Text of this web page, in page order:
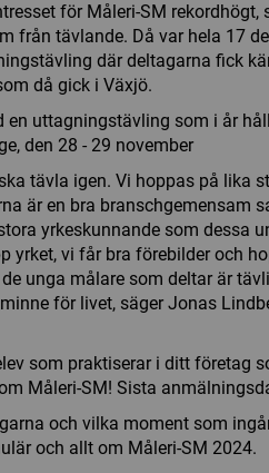
för Måleri-SM
från tävlande. Då var hela 17
där deltagarna fick
då gick i Växjö.
en uttagningstävling som i år
den 28 - 29 november
tävla igen. Vi hoppas på lika
är en bra branschgemensam
yrkeskunnande som dessa
yrket, vi får bra förebilder och
unga målare som deltar är
för livet, säger Jonas
som praktiserar i ditt företag
Måleri-SM! Sista
och vilka moment som
och allt om Måleri-SM 2024.